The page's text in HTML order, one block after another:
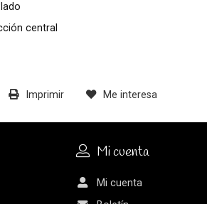
central
Imprimir Me interesa
Mi cuenta
Mi cuenta